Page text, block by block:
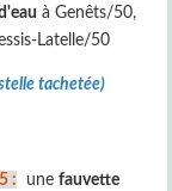
à Genêts/50,
Latelle/50
tachetée)
: unefauvette